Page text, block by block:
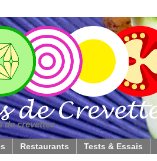
de crevettes
Restaurants Tests & Essais